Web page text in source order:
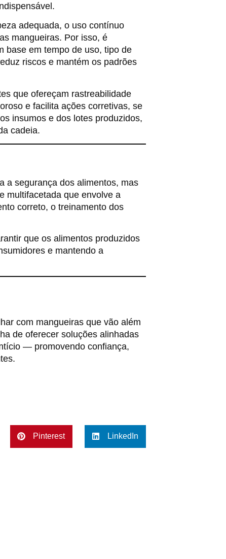
adequada, o uso contínuo
mangueiras. Por isso, é
base em tempo de uso, tipo de
riscos e mantém os padrões
que ofereçam rastreabilidade
e facilita ações corretivas, se
insumos e dos lotes produzidos,
cadeia.
a segurança dos alimentos, mas
multifacetada que envolve a
correto, o treinamento dos
que os alimentos produzidos
e mantendo a
com mangueiras que vão além
de oferecer soluções alinhadas
— promovendo confiança,
Pinterest LinkedIn